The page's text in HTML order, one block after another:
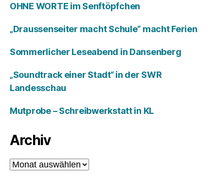
OHNE WORTE im Senftöpfchen
„Draussenseiter macht Schule“ macht Ferien
Sommerlicher Leseabend in Dansenberg
„Soundtrack einer Stadt“ in der SWR
Landesschau
Mutprobe – Schreibwerkstatt in KL
Archiv
Archiv